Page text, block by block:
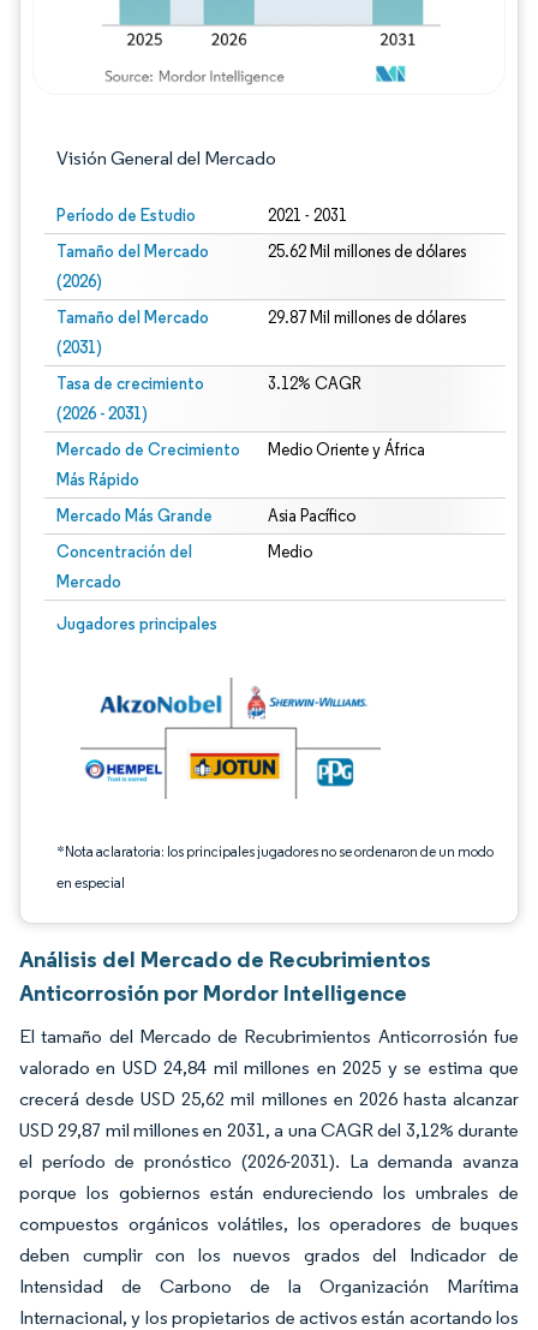
Visión General del Mercado
Período de Estudio 2021 - 2031
Tamaño del Mercado
(2026)
25.62 Mil millones de dólares
Tamaño del Mercado
(2031)
29.87 Mil millones de dólares
Tasa de crecimiento
(2026 - 2031)
3.12% CAGR
Mercado de Crecimiento
Más Rápido
Medio Oriente y África
Mercado Más Grande Asia Pacífico
Concentración del
Mercado
Medio
Jugadores principales
*Nota aclaratoria: los principales jugadores no se ordenaron de un modo
en especial
Imagen © Mordor Intelligence. El uso requiere atribución según CC BY 4.0.
Análisis del Mercado de Recubrimientos
Anticorrosión por Mordor Intelligence
El tamaño del Mercado de Recubrimientos Anticorrosión fue
valorado en USD 24,84 mil millones en 2025 y se estima que
crecerá desde USD 25,62 mil millones en 2026 hasta alcanzar
USD 29,87 mil millones en 2031, a una CAGR del 3,12% durante
el período de pronóstico (2026-2031). La demanda avanza
porque los gobiernos están endureciendo los umbrales de
compuestos orgánicos volátiles, los operadores de buques
deben cumplir con los nuevos grados del Indicador de
Intensidad de Carbono de la Organización Marítima
Internacional, y los propietarios de activos están acortando los